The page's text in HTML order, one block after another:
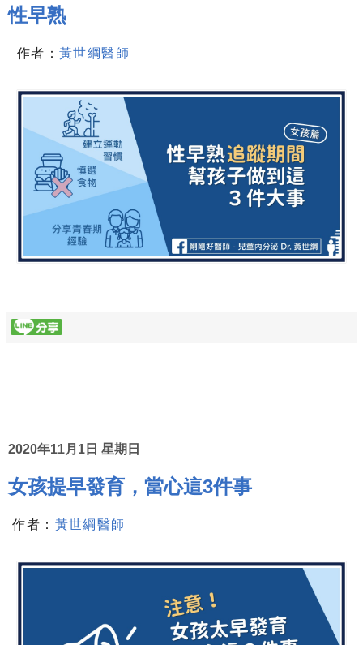
性早熟
作者： 黃世綱醫師
2020年11月1日 星期日
女孩提早發育，當心這3件事
作者： 黃世綱醫師